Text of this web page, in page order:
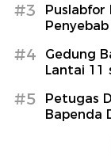
#3
Puslabfor
#4
Gedung
Lantai 11
#5
Petugas
Bapenda